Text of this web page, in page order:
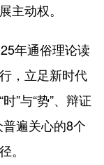
主动权。
年通俗理论读
，立足新时代
”与“势”、辩证
普遍关心的8个
。